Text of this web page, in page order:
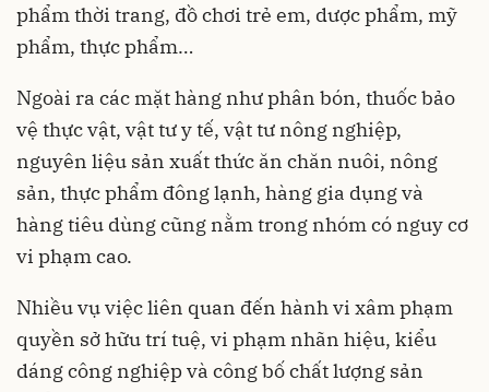
phẩm thời trang, đồ chơi trẻ em, dược phẩm, mỹ
phẩm, thực phẩm…
Ngoài ra các mặt hàng như phân bón, thuốc bảo
vệ thực vật, vật tư y tế, vật tư nông nghiệp,
nguyên liệu sản xuất thức ăn chăn nuôi, nông
sản, thực phẩm đông lạnh, hàng gia dụng và
hàng tiêu dùng cũng nằm trong nhóm có nguy cơ
vi phạm cao.
Nhiều vụ việc liên quan đến hành vi xâm phạm
quyền sở hữu trí tuệ, vi phạm nhãn hiệu, kiểu
dáng công nghiệp và công bố chất lượng sản